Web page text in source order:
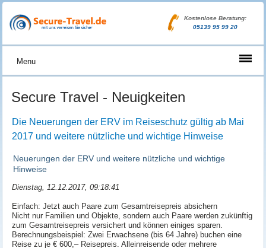
Kostenlose Beratung:
05139 95 99 20
Menu
Secure Travel - Neuigkeiten
Die Neuerungen der ERV im Reiseschutz gültig ab Mai
2017 und weitere nützliche und wichtige Hinweise
Neuerungen der ERV und weitere nützliche und wichtige
Hinweise
Dienstag, 12.12.2017, 09:18:41
Einfach: Jetzt auch Paare zum Gesamtreisepreis absichern
Nicht nur Familien und Objekte, sondern auch Paare werden zukünftig
zum Gesamtreisepreis versichert und können einiges sparen.
Berechnungsbeispiel: Zwei Erwachsene (bis 64 Jahre) buchen eine
Reise zu je € 600,– Reisepreis. Alleinreisende oder mehrere